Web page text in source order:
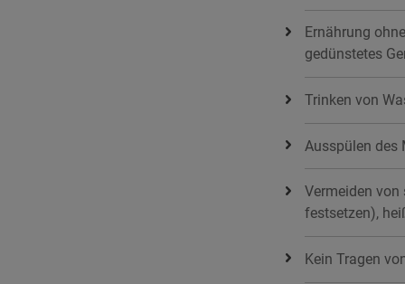
Ernährung
gedünstetes
Trinken von
Ausspülen des
Vermeiden von
festsetzen),
Kein Tragen